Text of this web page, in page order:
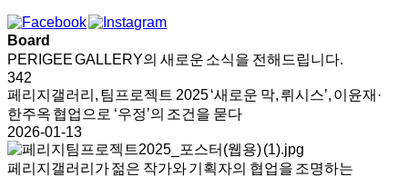
Board
PERIGEE GALLERY의 새로운 소식을 전해드립니다.
342
페리지갤러리, 팀프로젝트 2025 ‘새로운 막, 뤼시스’, 이윤재·
한주옥 협업으로 ‘우정’의 조건을 묻다
2026-01-13
페리지갤러리가 젊은 작가와 기획자의 협업을 조명하는